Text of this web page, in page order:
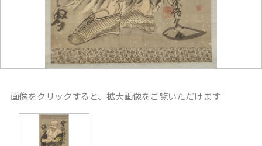
画像をクリックすると、拡大画像をご覧いただけます